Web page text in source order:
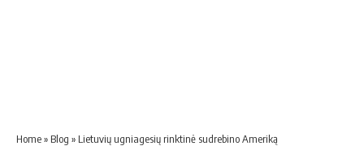
Home» Blog » Lietuvių ugniagesių rinktinė sudrebino Ameriką